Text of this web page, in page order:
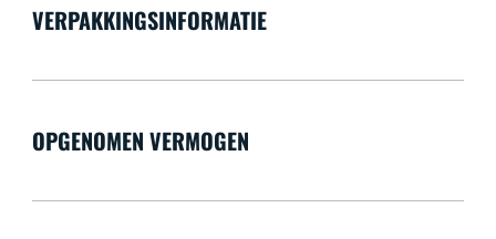
VERPAKKINGSINFORMATIE
OPGENOMEN VERMOGEN